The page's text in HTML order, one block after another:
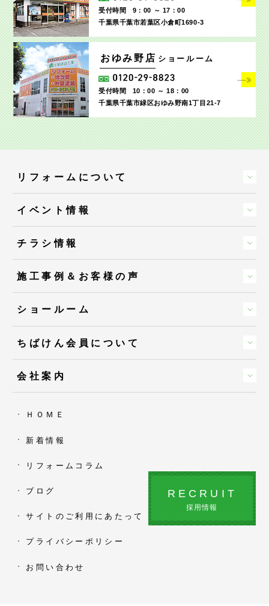
受付時間
9：00 ～ 17：00
千葉県千葉市若葉区小倉町1690‐3
おゆみ野店 ショールーム
受付時間
10：00 ～ 18：00
千葉県千葉市緑区おゆみ野南1丁目21-7
リフォームについて
イベント情報
チラシ情報
施工事例＆お客様の声
ショールーム
ちばけん会員について
会社案内
ＨＯＭＥ
新着情報
リフォームコラム
ブログ
サイトのご利用にあたって
プライバシーポリシー
お問い合わせ
RECRUIT
採用情報